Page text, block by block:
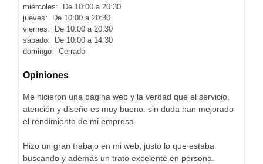
miércoles: De 10:00 a 20:30
jueves: De 10:00 a 20:30
viernes: De 10:00 a 20:30
sábado: De 10:00 a 14:30
domingo: Cerrado
Opiniones
Me hicieron una página web y la verdad que el servicio,
atención y diseño es muy bueno. sin duda han mejorado
el rendimiento de mi empresa.
Hizo un gran trabajo en mi web, justo lo que estaba
buscando y además un trato excelente en persona.